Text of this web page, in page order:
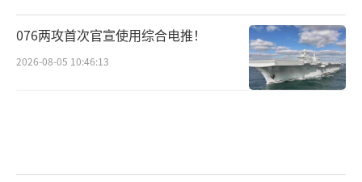
076两攻首次官宣使用综合电推！
2026-08-05 10:46:13